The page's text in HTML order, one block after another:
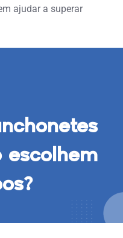
ajudar a superar
escolhem